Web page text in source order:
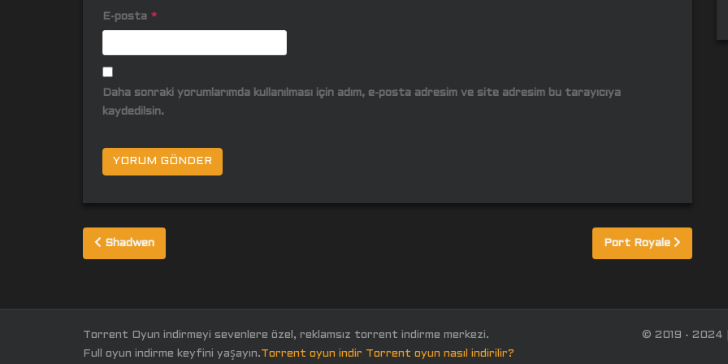
E-posta *
Daha sonraki yorumlarımda kullanılması için adım, e-posta adresim ve site adresim bu tarayıcıya
kaydedilsin.
Yazı
gezinmesi
Shadwen Port Royale
Torrent Oyun indirmeyi sevenlere özel, reklamsız torrent indirme merkezi.
Full oyun indirme keyfini yaşayın.Torrent oyun indir Torrent oyun nasıl indirilir?
© 2019 - 2024